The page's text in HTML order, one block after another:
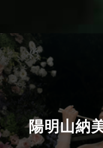
陽明山納